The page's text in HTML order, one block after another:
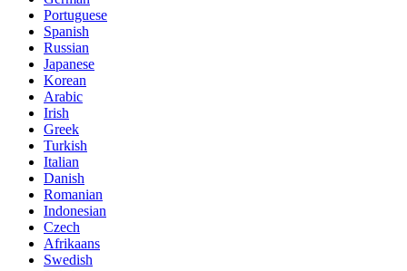
Portuguese
Spanish
Russian
Japanese
Korean
Arabic
Irish
Greek
Turkish
Italian
Danish
Romanian
Indonesian
Czech
Afrikaans
Swedish